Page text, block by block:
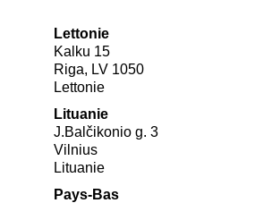
Lettonie
Kalku 15
Riga, LV 1050
Lettonie
Lituanie
J.Balčikonio g. 3
Vilnius
Lituanie
Pays-Bas